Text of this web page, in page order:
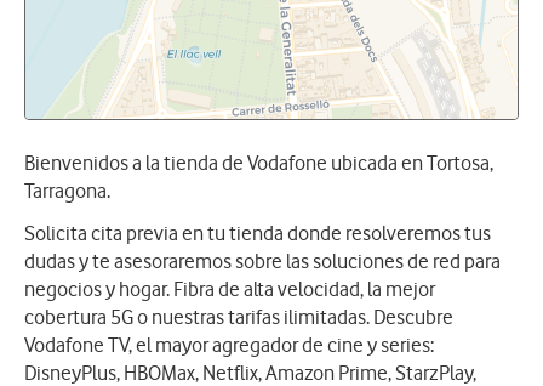
Bienvenidos a la tienda de Vodafone ubicada en Tortosa,
Tarragona.
Solicita cita previa en tu tienda donde resolveremos tus
dudas y te asesoraremos sobre las soluciones de red para
negocios y hogar. Fibra de alta velocidad, la mejor
cobertura 5G o nuestras tarifas ilimitadas. Descubre
Vodafone TV, el mayor agregador de cine y series:
DisneyPlus, HBOMax, Netflix, Amazon Prime, StarzPlay,